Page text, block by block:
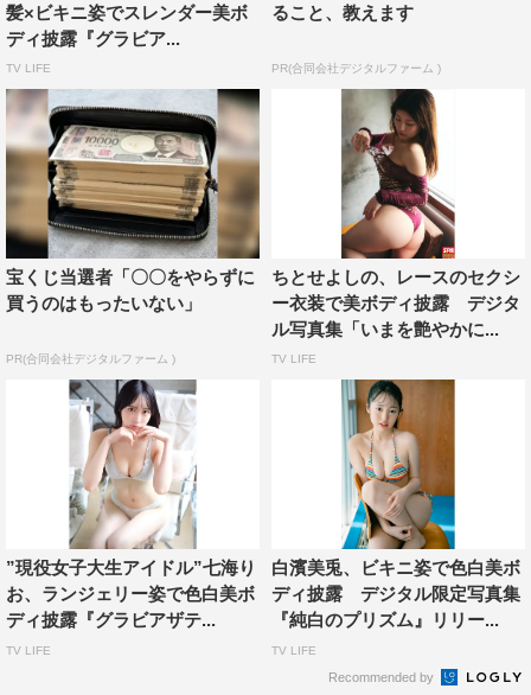
髪×ビキニ姿でスレンダー美ボ
ディ披露『グラビア...
TV LIFE
ること、教えます
PR(合同会社デジタルファーム )
宝くじ当選者「〇〇をやらずに
買うのはもったいない」
PR(合同会社デジタルファーム )
ちとせよしの、レースのセクシ
ー衣装で美ボディ披露 デジタ
ル写真集「いまを艶やかに...
TV LIFE
”現役女子大生アイドル”七海り
お、ランジェリー姿で色白美ボ
ディ披露『グラビアザテ...
TV LIFE
白濱美兎、ビキニ姿で色白美ボ
ディ披露 デジタル限定写真集
『純白のプリズム』リリー...
TV LIFE
Recommended by